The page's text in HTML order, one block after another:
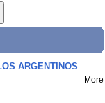
ARGENTINOS
More